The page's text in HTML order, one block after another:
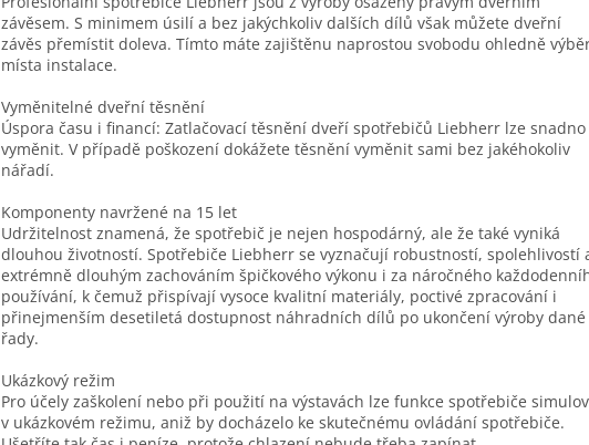
závěsem. S minimem úsilí a bez jakýchkoliv dalších dílů však můžete dveřní
závěs přemístit doleva. Tímto máte zajištěnu naprostou svobodu ohledně
místa instalace.
Vyměnitelné dveřní těsnění
Úspora času i financí: Zatlačovací těsnění dveří spotřebičů Liebherr lze snadno
vyměnit. V případě poškození dokážete těsnění vyměnit sami bez jakéhokoliv
nářadí.
Komponenty navržené na 15 let
Udržitelnost znamená, že spotřebič je nejen hospodárný, ale že také vyniká
dlouhou životností. Spotřebiče Liebherr se vyznačují robustností, spolehlivostí
extrémně dlouhým zachováním špičkového výkonu i za náročného
používání, k čemuž přispívají vysoce kvalitní materiály, poctivé zpracování i
přinejmenším desetiletá dostupnost náhradních dílů po ukončení výroby dané
řady.
Ukázkový režim
Pro účely zaškolení nebo při použití na výstavách lze funkce spotřebiče
v ukázkovém režimu, aniž by docházelo ke skutečnému ovládání spotřebiče.